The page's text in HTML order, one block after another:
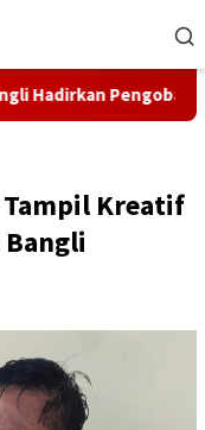
di Empat Kecamatan
Tampil Kreatif
Bangli